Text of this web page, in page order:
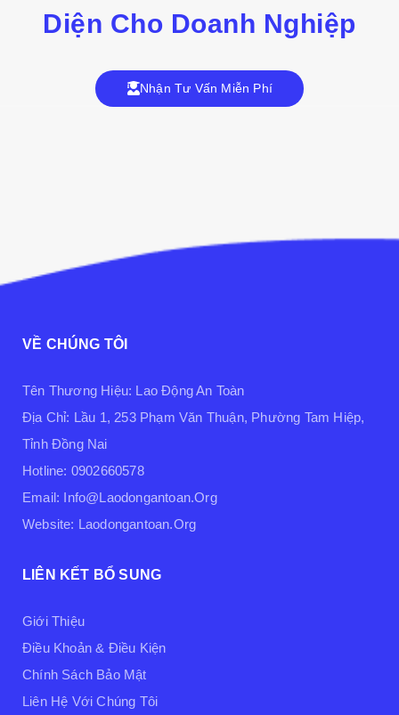
Diện Cho Doanh Nghiệp
Nhận Tư Vấn Miễn Phí
VỀ CHÚNG TÔI
Tên Thương Hiệu: Lao Động An Toàn
Địa Chỉ: Lầu 1, 253 Phạm Văn Thuận, Phường Tam Hiệp,
Tỉnh Đồng Nai
Hotline: 0902660578
Email: Info@laodongantoan.org
Website: Laodongantoan.org
LIÊN KẾT BỔ SUNG
Giới Thiệu
Điều Khoản & Điều Kiện
Chính Sách Bảo Mật
Liên Hệ Với Chúng Tôi